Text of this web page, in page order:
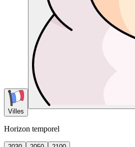
Villes
Horizon temporel